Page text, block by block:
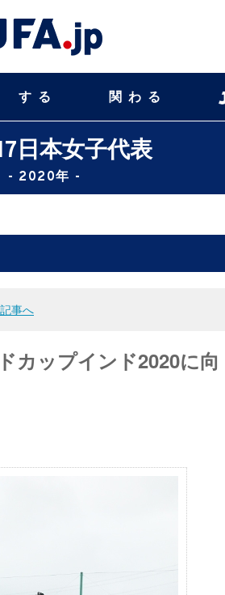
する 関わる
日本女子代表
- 2020年 -
事へ
カップインド2020に向